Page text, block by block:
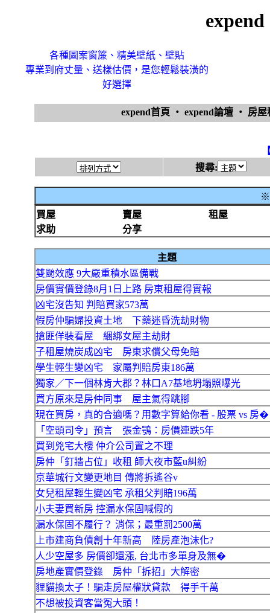
各種圖案窗簾、精美壁紙、壁貼
專業到府丈量、送樣估價，是您輕鬆裝潢的
好選擇
expend首頁 ‧ expend論壇 ‧ 房
搜尋:
※
買屋
賣屋
租屋
求助
分享
主題
雙颱效應 9大嚴重積水區備戰
房價實價登錄8月1日上路 房東租屋得實報
凶宅沒告知 判賠買家573萬
假房仲騙婦投資土地 下藥迷昏洗劫財物
搶匪佯裝看屋 綑綁女屋主劫財
子租屋燒炭成凶宅 房東求償父母免賠
學生輕生變凶宅 家屬判賠房東186萬
獨家／下一個林肯大郡？林口A7基地坍塌照曝光
買方原來是房仲同事 屋主氣得跳腳
現在買房，真的合適嗎？用數字算給你看 - 股票 vs 房�
「空頭司令」預言 張金鶚：房價連跌5年
買到兇宅大樓 仲介公司置之不理
房仲「釘牆占位」收租 師大夜市藍u糾紛
京華城行文變更地目 傳將拆遙谷v
女兒租屋輕生變凶宅 承租父判賠196萬
小夫妻買新房 控漏水保固喊假的
漏水保固不履行？ 消保；最重罰2500萬
上市建商負債創十年新高 陸房產泡沫化?
人少空屋多 房價卻還漲, 台北市多單身及無�
房地產實價登錄 房仲「拆招」大解密
貍貓換太子！騙走房屋權狀貸款 得手千萬
不想被投資客當冤大頭！